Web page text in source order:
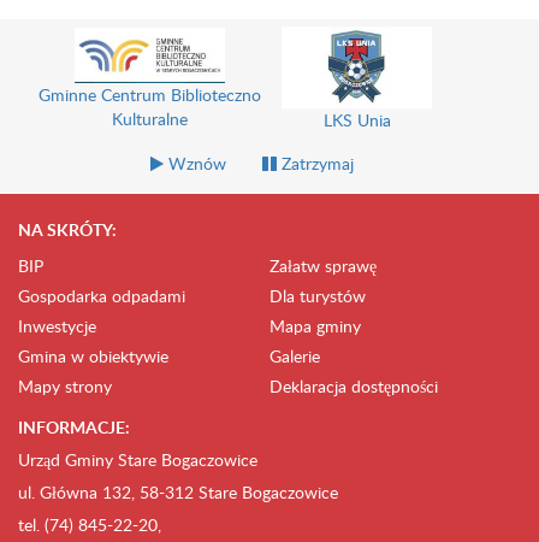
Gminne Centrum Biblioteczno
Kulturalne
LKS Unia
Wznów
Zatrzymaj
NA SKRÓTY:
BIP
Załatw sprawę
Gospodarka odpadami
Dla turystów
Inwestycje
Mapa gminy
Gmina w obiektywie
Galerie
Mapy strony
Deklaracja dostępności
INFORMACJE:
Urząd Gminy Stare Bogaczowice
ul. Główna 132, 58-312 Stare Bogaczowice
tel. (74) 845-22-20,